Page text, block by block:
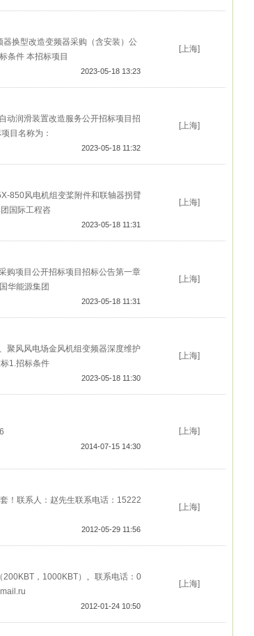
换型改造变频器采购（含安装）公
条件 本招标项目
2023-05-18 13:23
[上海]
动润滑装置改造服务公开招标项目招
目名称为：
2023-05-18 11:32
[上海]
850风电机组变桨附件和联轴器拐臂
国际工程咨
2023-05-18 11:31
[上海]
购项目公开招标项目招标公告第一章
华能源集团
2023-05-18 11:31
[上海]
聚风风电场金风机组变频器深度维护
1.招标条件
2023-05-18 11:30
[上海]
2014-07-15 14:30
[上海]
！联系人：赵先生联系电话：15222
2012-05-29 11:56
[上海]
，1000KBT）。联系电话：0
2012-01-24 10:50
[上海]